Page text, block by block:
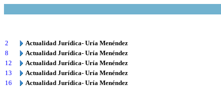
2
Actualidad Jurídica- Uría Menéndez
8
Actualidad Jurídica- Uría Menéndez
12
Actualidad Jurídica- Uría Menéndez
13
Actualidad Jurídica- Uría Menéndez
16
Actualidad Jurídica- Uría Menéndez